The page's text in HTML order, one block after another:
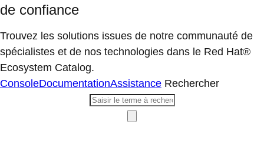
de confiance
Trouvez les solutions issues de notre communauté de
spécialistes et de nos technologies dans le Red Hat®
Ecosystem Catalog.
ConsoleDocumentationAssistance Rechercher